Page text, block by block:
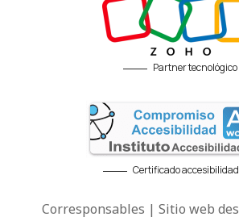
Partner tecnológico
Certificado
Corresponsables | Sitio web